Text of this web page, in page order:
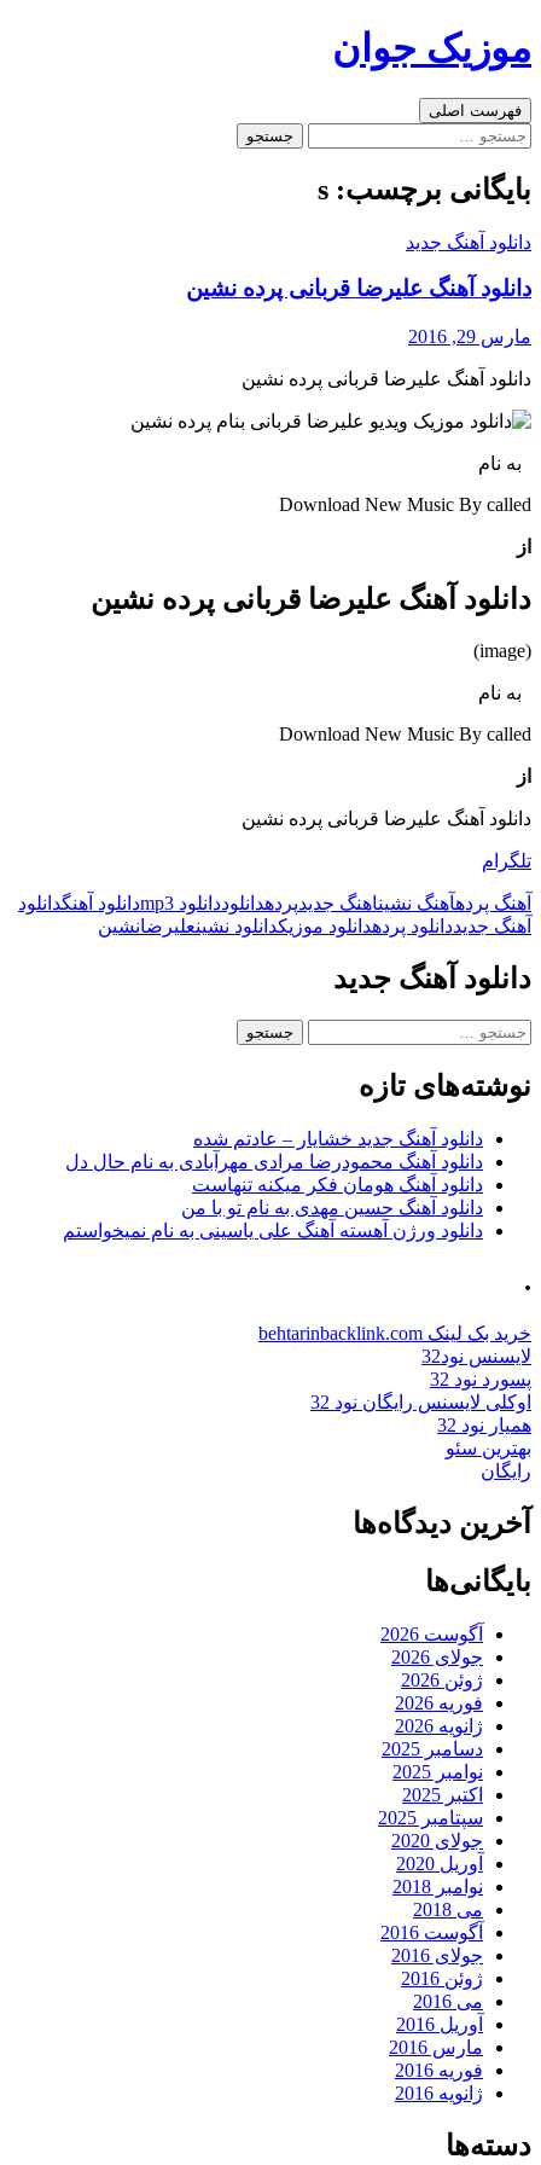
به
موزیک جوان
جست‌وجو
فهرست اصلی
جستجو
بایگانی برچسب: s
دانلود آهنگ جدید
دانلود آهنگ علیرضا قربانی پرده نشین
مارس 29, 2016
دانلود آهنگ علیرضا قربانی پرده نشین
به نام
Download New Music By called
از
دانلود آهنگ علیرضا قربانی پرده نشین
(image)
به نام
Download New Music By called
از
دانلود آهنگ علیرضا قربانی پرده نشین
تلگرام
آهنگ پردهآهنگ نشیناهنگ جدیدپردهدانلوددانلود mp3 دانلود آهنگدانلود
آهنگ جدیددانلود پردهدانلود موزیکدانلود نشینعلیرضانشین
دانلود آهنگ جدید
جستجو
نوشته‌های تازه
دانلود آهنگ جدید خشایار – عادتم شده
دانلود آهنگ محمودرضا مرادی مهرآبادی به نام حال دل
دانلود آهنگ هومان فکر میکنه تنهاست
دانلود آهنگ حسین مهدی به نام تو با من
دانلود ورژن آهسته آهنگ علی یاسینی به نام نمیخواستم
.
خرید بک لینک behtarinbacklink.com
لایسنس نود32
پسورد نود 32
اوکلی لایسنس رایگان نود 32
همیار نود 32
بهترین سئو
رایگان
آخرین دیدگاه‌ها
بایگانی‌ها
آگوست 2026
جولای 2026
ژوئن 2026
فوریه 2026
ژانویه 2026
دسامبر 2025
نوامبر 2025
اکتبر 2025
سپتامبر 2025
جولای 2020
آوریل 2020
نوامبر 2018
می 2018
آگوست 2016
جولای 2016
ژوئن 2016
می 2016
آوریل 2016
مارس 2016
فوریه 2016
ژانویه 2016
دسته‌ها